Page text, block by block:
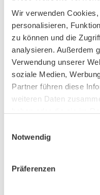
Wir verwenden
personalisieren,
zu können und die
analysieren. Außerdem
Verwendung unserer
soziale Medien,
Partner führen diese
weiteren Daten
Notwendig
Präferenzen
Hands OFF
Unser
Neue Bio